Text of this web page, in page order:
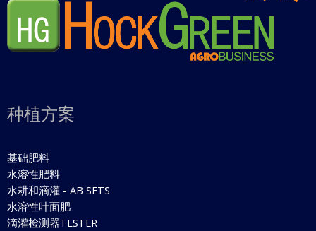
种植方案
基础肥料
水溶性肥料
水耕和滴灌 - AB SETS
水溶性叶面肥
滴灌检测器TESTER